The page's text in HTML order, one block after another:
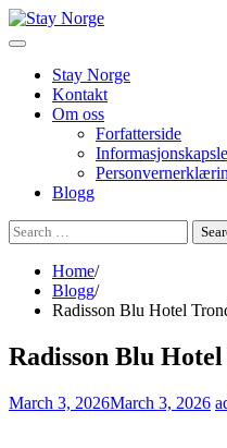
Skip
to
Stay Norge
Kontakt
Om oss
Forfatterside
Blogg
Search
for:
Home
Blogg
Radisson Blu Hotel
Radisson Blu
March 3, 2026March 3, 2026